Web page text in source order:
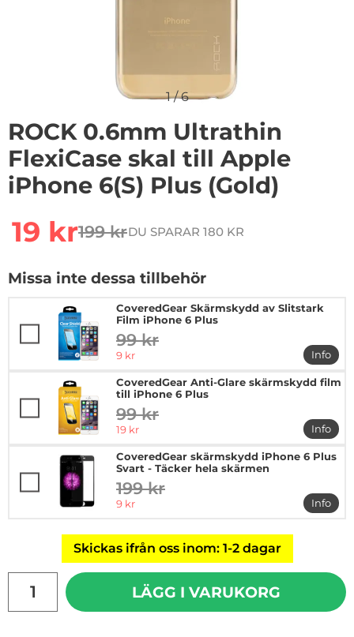
1/6
ROCK 0.6mm Ultrathin
FlexiCase skal till Apple
iPhone 6(S) Plus (Gold)
rea pris
19 krtidigare pris
199 krDU SPARAR 180 KR
Missa inte dessa tillbehör
CoveredGear Skärmskydd av Slitstark
Film iPhone 6 Plus
tidigare pris
99 kr
rea pris
9 kr
Info
mer
CoveredGear Anti-Glare skärmskydd film
till iPhone 6 Plus
tidigare pris
99 kr
rea pris
19 kr
Info
mer
CoveredGear skärmskydd iPhone 6 Plus
Svart - Täcker hela skärmen
tidigare pris
199 kr
rea pris
9 kr
Info
mer
Skickas ifrån oss inom: 1-2 dagar
LÄGG I VARUKORG